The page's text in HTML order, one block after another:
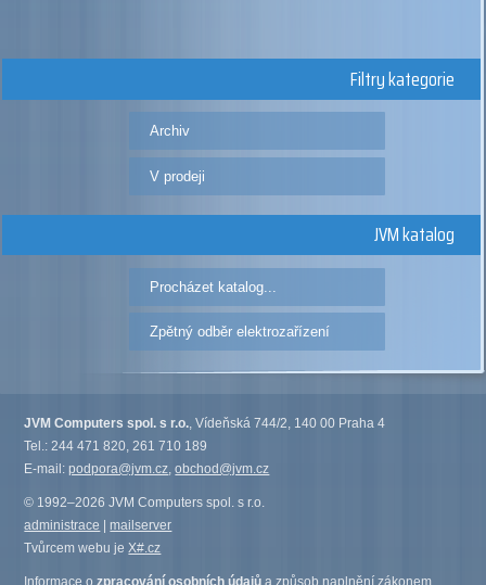
Filtry kategorie
Archiv
V prodeji
JVM katalog
Procházet katalog...
Zpětný odběr elektrozařízení
JVM Computers spol. s r.o., Vídeňská 744/2, 140 00 Praha 4
Tel.: 244 471 820, 261 710 189
E-mail:podpora@jvm.cz,obchod@jvm.cz
© 1992–2026 JVM Computers spol. s r.o.
administrace |mailserver
Tvůrcem webu jeX#.cz
Informace ozpracování osobních údajů a způsob naplnění zákonem